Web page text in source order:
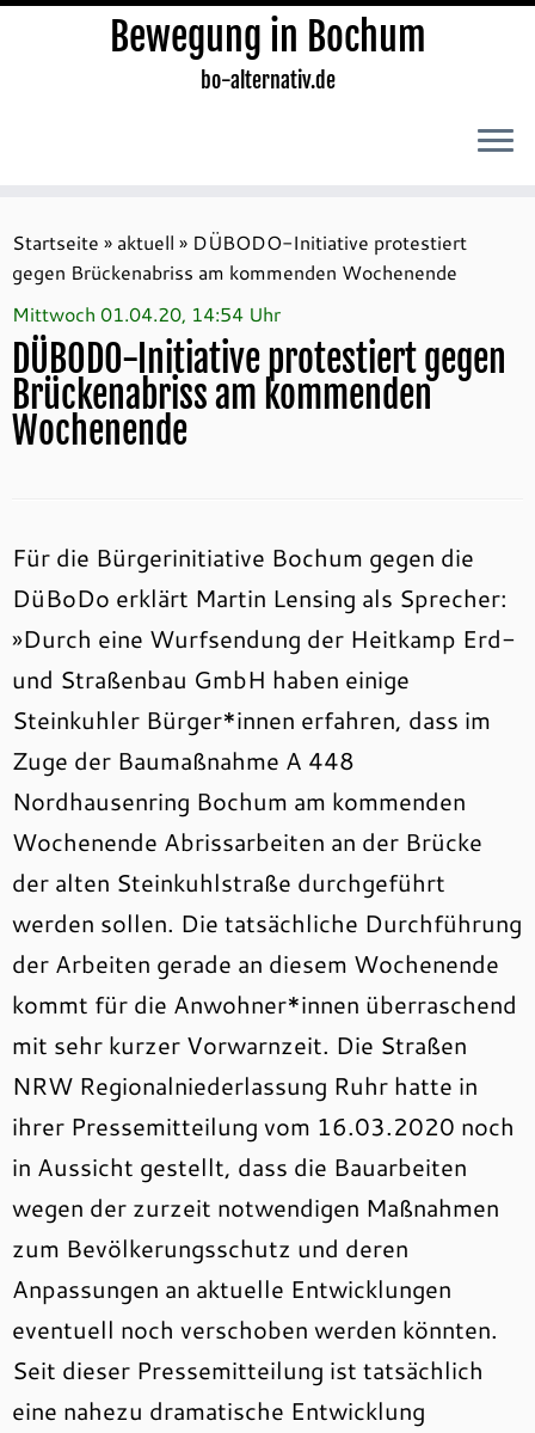
Inhalt
springen
Bewegung in Bochum
bo-alternativ.de
Startseite » aktuell » DÜBODO-Initiative protestiert
gegen Brückenabriss am kommenden Wochenende
Mittwoch 01.04.20, 14:54 Uhr
DÜBODO-Initiative protestiert gegen
Brückenabriss am kommenden
Wochenende
Für die Bürgerinitiative Bochum gegen die
DüBoDo erklärt Martin Lensing als Sprecher:
»Durch eine Wurfsendung der Heitkamp Erd-
und Straßenbau GmbH haben einige
Steinkuhler Bürger*innen erfahren, dass im
Zuge der Baumaßnahme A 448
Nordhausenring Bochum am kommenden
Wochenende Abrissarbeiten an der Brücke
der alten Steinkuhlstraße durchgeführt
werden sollen. Die tatsächliche Durchführung
der Arbeiten gerade an diesem Wochenende
kommt für die Anwohner*innen überraschend
mit sehr kurzer Vorwarnzeit. Die Straßen
NRW Regionalniederlassung Ruhr hatte in
ihrer Pressemitteilung vom 16.03.2020 noch
in Aussicht gestellt, dass die Bauarbeiten
wegen der zurzeit notwendigen Maßnahmen
zum Bevölkerungsschutz und deren
Anpassungen an aktuelle Entwicklungen
eventuell noch verschoben werden könnten.
Seit dieser Pressemitteilung ist tatsächlich
eine nahezu dramatische Entwicklung